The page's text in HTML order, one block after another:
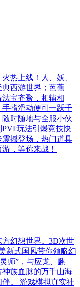
热上线！人、妖、
西游世界；芭蕉
宝齐聚，相辅相
指滑动便可一跃千
时随地与全服小伙
玩法引爆竞技快
撼登场，热门道具
，等你来战！
幻想世界。3D次世
新式国风带你领略幻
师”，与应龙、麒
族血脉的万千山海
。 游戏模拟真实社